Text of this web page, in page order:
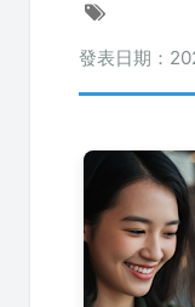
發表日期：